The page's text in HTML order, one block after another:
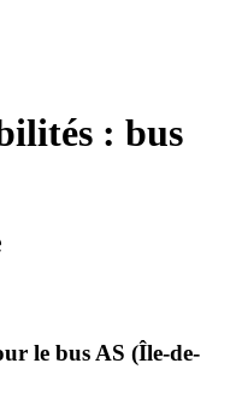
: bus
le bus AS (Île-de-